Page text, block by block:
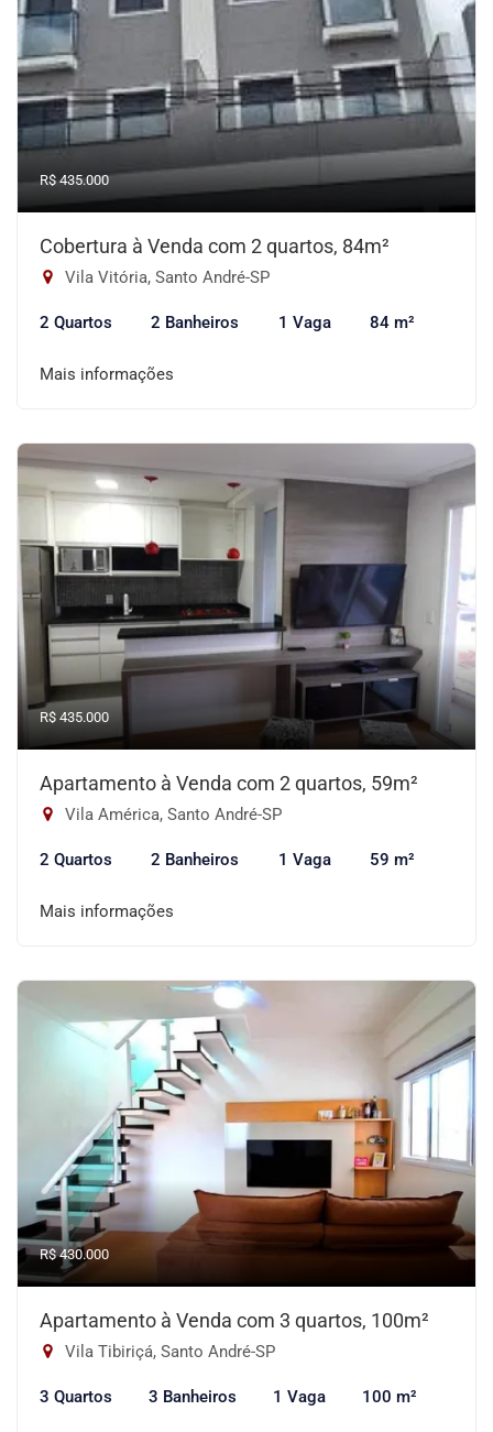
R$ 435.000
Cobertura à Venda com 2 quartos, 84m²
Vila Vitória, Santo André-SP
2 Quartos 2 Banheiros 1 Vaga 84 m²
Mais informações
R$ 435.000
Apartamento à Venda com 2 quartos, 59m²
Vila América, Santo André-SP
2 Quartos 2 Banheiros 1 Vaga 59 m²
Mais informações
R$ 430.000
Apartamento à Venda com 3 quartos, 100m²
Vila Tibiriçá, Santo André-SP
3 Quartos 3 Banheiros 1 Vaga 100 m²